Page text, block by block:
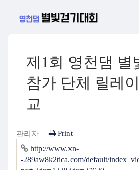
제1회 영천댐 별
참가 단체 릴레
교
관리자 Print
http://www.xn-
-289aw8k2tica.com/default/